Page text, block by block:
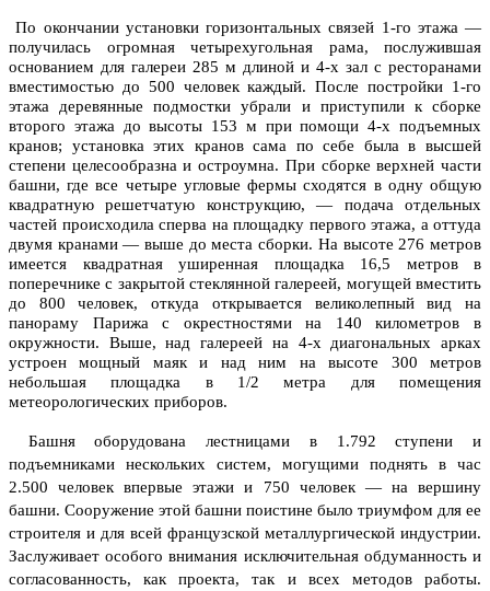
По окончании установки горизонтальных связей 1-го этажа —
получилась огромная четырехугольная рама, послужившая
основанием для галереи 285 м длиной и 4-х зал с ресторанами
вместимостью до 500 человек каждый. После постройки 1-го
этажа деревянные подмостки убрали и приступили к сборке
второго этажа до высоты 153 м при помощи 4-х подъемных
кранов; установка этих кранов сама по себе была в высшей
степени целесообразна и остроумна. При сборке верхней части
башни, где все четыре угловые фермы сходятся в одну общую
квадратную решетчатую конструкцию, — подача отдельных
частей происходила сперва на площадку первого этажа, а оттуда
двумя кранами — выше до места сборки. На высоте 276 метров
имеется квадратная уширенная площадка 16,5 метров в
поперечнике с закрытой стеклянной галереей, могущей вместить
до 800 человек, откуда открывается великолепный вид на
панораму Парижа с окрестностями на 140 километров в
окружности. Выше, над галереей на 4-х диагональных арках
устроен мощный маяк и над ним на высоте 300 метров
небольшая площадка в 1/2 метра для помещения
метеорологических приборов.
Башня оборудована лестницами в 1.792 ступени и
подъемниками нескольких систем, могущими поднять в час
2.500 человек впервые этажи и 750 человек — на вершину
башни. Сооружение этой башни поистине было триумфом для ее
строителя и для всей французской металлургической индустрии.
Заслуживает особого внимания исключительная обдуманность и
согласованность, как проекта, так и всех методов работы.